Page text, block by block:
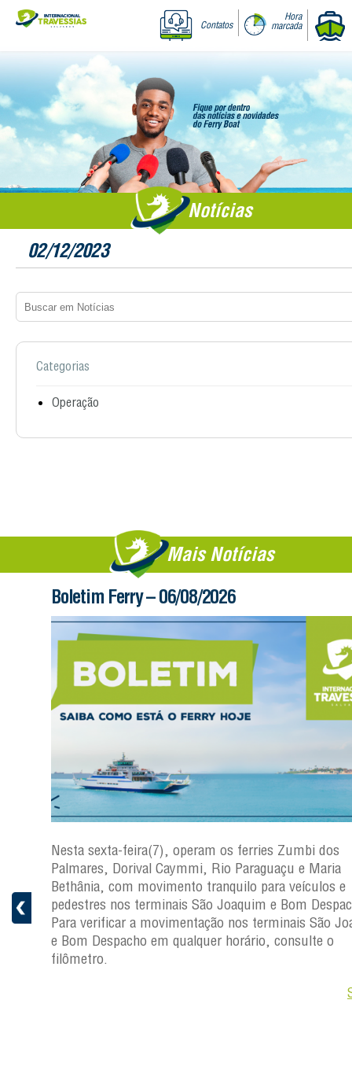
Contatos
Hora
marcada
Notícias
02/12/2023
Categorias
Operação
Mais Notícias
a
Boletim Ferry – 06/08/2026
Nesta sexta-feira(7), operam os ferries Zumbi dos
Palmares, Dorival Caymmi, Rio Paraguaçu e Maria
Bethânia, com movimento tranquilo para veículos e
pedestres nos terminais São Joaquim e Bom
Para verificar a movimentação nos terminais São
e Bom Despacho em qualquer horário, consulte o
filômetro.